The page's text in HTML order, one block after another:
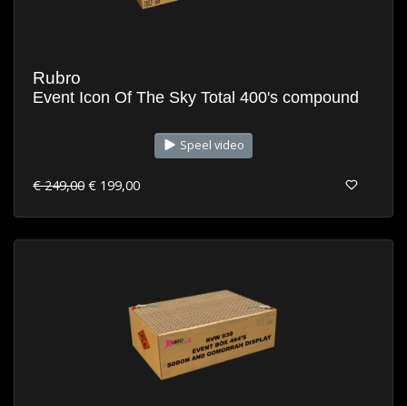
Rubro
Event Icon Of The Sky Total 400's compound
Speel video
€ 249,00 € 199,00